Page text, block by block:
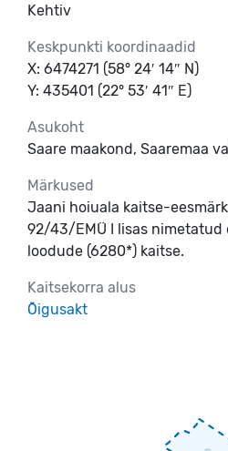
Kehtiv
Keskpunkti koordinaadid
X: 6474271 (58° 24′ 14″ N)
Y: 435401 (22° 53′ 41″ E)
Asukoht
Saare maakond, Saaremaa
Märkused
Jaani hoiuala kaitse-
92/43/EMÜ I lisas
loodude (6280*) kaitse.
Kaitsekorra alus
Õigusakt